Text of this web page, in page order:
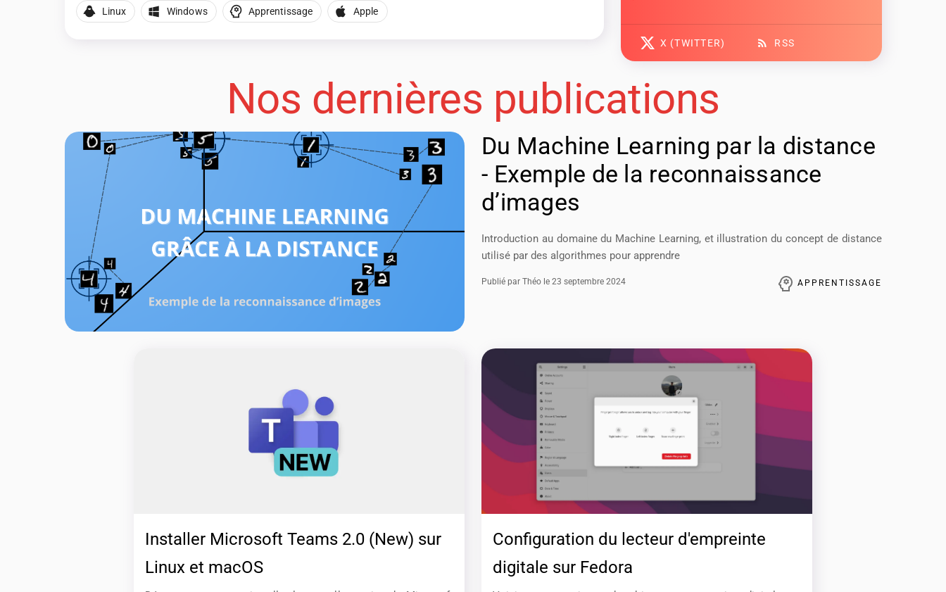
Linux Windows Apprentissage Apple
X (TWITTER) RSS
Nos dernières publications
Du Machine Learning par la distance
- Exemple de la reconnaissance
d’images
Introduction au domaine du Machine Learning, et illustration du concept de distance
utilisé par des algorithmes pour apprendre
Publié par Théo le 23 septembre 2024 APPRENTISSAGE
Installer Microsoft Teams 2.0 (New) sur
Linux et macOS
Configuration du lecteur d'empreinte
digitale sur Fedora